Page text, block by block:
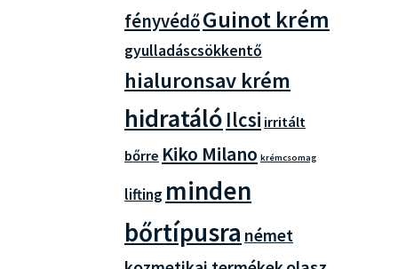
fényvédőGuinot krém
gyulladáscsökkentő
hialuronsav krém
hidratáló Ilcsi irritált
bőrre Kiko Milano krémcsomag
lifting minden
bőrtípusra német